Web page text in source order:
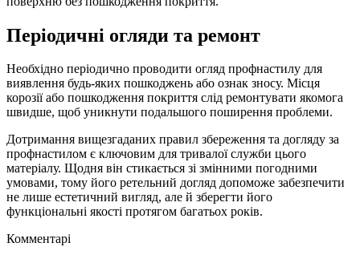
Періодичні огляди та ремонт
Необхідно періодично проводити огляд профнастилу для
виявлення будь-яких пошкоджень або ознак зносу. Місця
корозії або пошкодження покриття слід ремонтувати якомога
швидше, щоб уникнути подальшого поширення проблеми.
Дотримання вищезгаданих правил збереження та догляду за
профнастилом є ключовим для тривалої служби цього
матеріалу. Щодня він стикається зі змінними погодними
умовами, тому його ретельний догляд допоможе забезпечити
не лише естетичний вигляд, але й зберегти його
функціональні якості протягом багатьох років.
Комментарі